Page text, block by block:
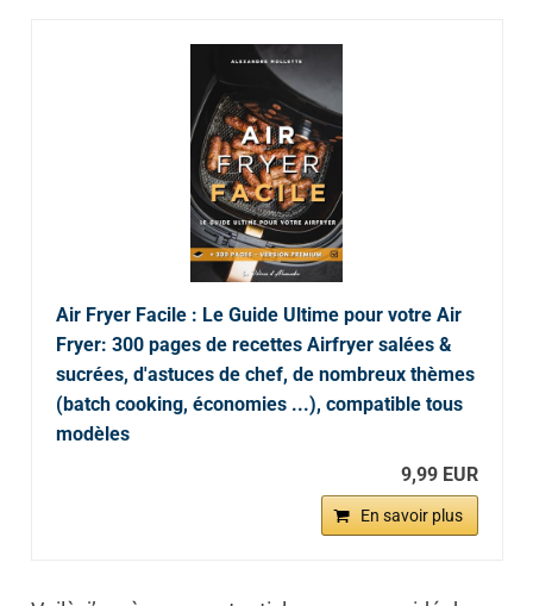
Air Fryer Facile : Le Guide Ultime pour votre Air
Fryer: 300 pages de recettes Airfryer salées &
sucrées, d'astuces de chef, de nombreux thèmes
(batch cooking, économies ...), compatible tous
modèles
9,99 EUR
En savoir plus